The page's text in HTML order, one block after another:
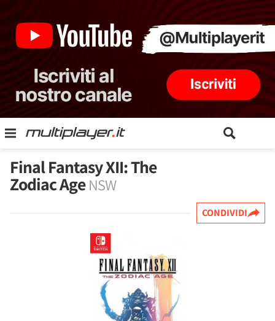
Final Fantasy XII: The
Zodiac AgeNSW
CONDIVIDI